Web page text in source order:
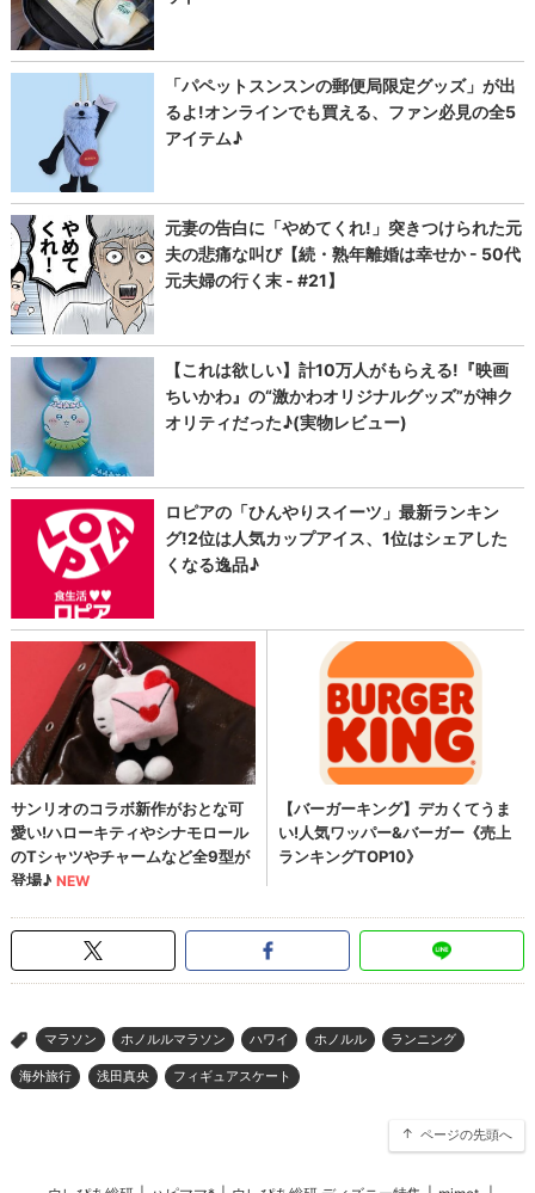
> マラソン ホノルルマラソン ハワイ ホノルル ランニング
海外旅行 浅田真央 フィギュアスケート
ページの先頭へ